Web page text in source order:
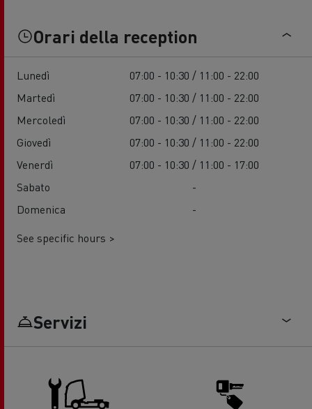
Orari della reception
Lunedì
07:00 - 10:30 / 11:00 - 22:00
Martedì
07:00 - 10:30 / 11:00 - 22:00
Mercoledì
07:00 - 10:30 / 11:00 - 22:00
Giovedì
07:00 - 10:30 / 11:00 - 22:00
Venerdì
07:00 - 10:30 / 11:00 - 17:00
Sabato
-
Domenica
-
See specific hours >
Servizi